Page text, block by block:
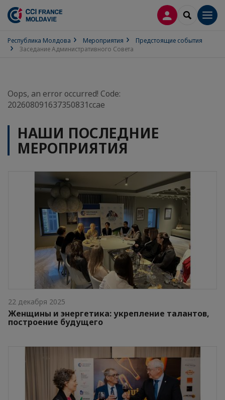
ВХОДSEARCH
Республика Молдова Мероприятия
Предстоящие события
Заседание Административного Совета
Oops, an error occurred! Code:
202608091637350831ccae
НАШИ ПОСЛЕДНИЕ
МЕРОПРИЯТИЯ
22 декабря 2025
Женщины и энергетика: укрепление талантов,
построение будущего